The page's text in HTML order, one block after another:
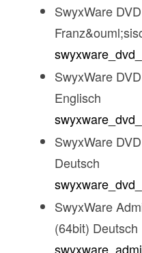
SwyxWare
SwyxWare
Englisch
SwyxWare
Deutsch
SwyxWare
(64bit) Deutsch